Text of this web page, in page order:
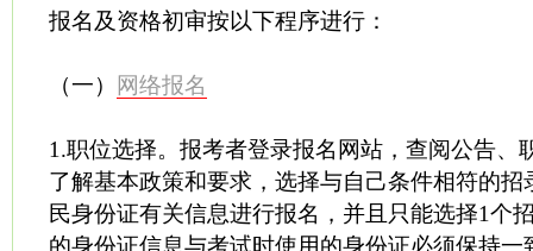
报名及资格初审按以下程序进行：
（一） 网络报名
1.职位选择。报考者登录报名网站，查阅公告、
了解基本政策和要求，选择与自己条件相符的招
民身份证有关信息进行报名，并且只能选择1个
的身份证信息与考试时使用的身份证必须保持一